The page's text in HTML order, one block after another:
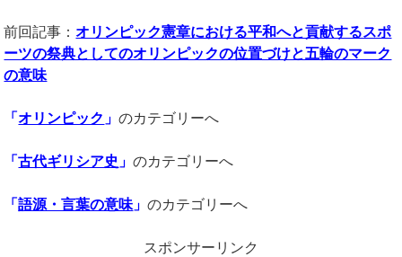
前回記事：オリンピック憲章における平和へと貢献するスポ
ーツの祭典としてのオリンピックの位置づけと五輪のマーク
の意味
「オリンピック 」のカテゴリーへ
「古代ギリシア史 」のカテゴリーへ
「語源・言葉の意味」のカテゴリーへ
スポンサーリンク